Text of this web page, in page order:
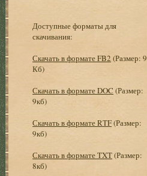
Доступные форматы для
скачивания:
Скачать в формате FB2 (Размер: 9
Кб)
Скачать в формате DOC (Размер:
9кб)
Скачать в формате RTF(Размер:
9кб)
Скачать в формате TXT(Размер:
8кб)